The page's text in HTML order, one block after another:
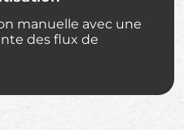
manuelle avec une
des flux de